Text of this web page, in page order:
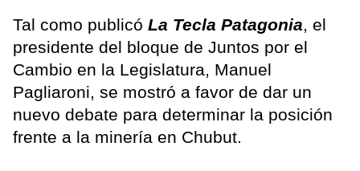
Tal como publicó La Tecla Patagonia, el
presidente del bloque de Juntos por el
Cambio en la Legislatura, Manuel
Pagliaroni, se mostró a favor de dar un
nuevo debate para determinar la posición
frente a la minería en Chubut.